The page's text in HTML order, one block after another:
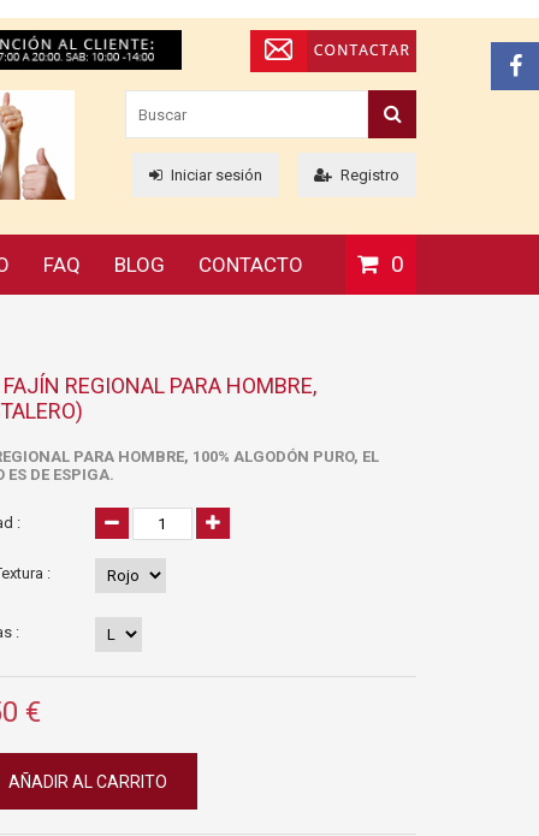
Iniciar sesión Registro
FAQ BLOG CONTACTO 0
REGIONAL PARA HOMBRE,
PARA HOMBRE, 100% ALGODÓN PURO, EL
ES DE ESPIGA.
:
:
:
€
AÑADIR AL CARRITO